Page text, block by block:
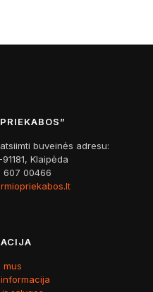
buveinės adresu:
Klaipėda
607 00466
mus